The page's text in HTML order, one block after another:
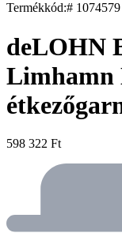
Termékkód:#
deLOHN
Limhamn
598 322 Ft